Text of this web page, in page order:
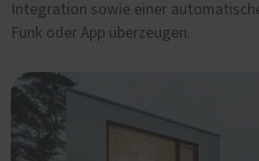
Integration sowie einer
Funk oder App überzeugen.